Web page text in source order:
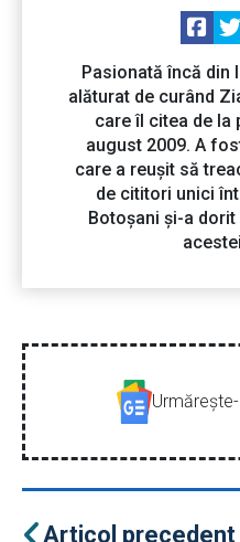
Pasionată încă din
alăturat de curând
care îl citea de la
august 2009. A
care a reușit să
de cititori unici
Botoșani și-a
Articol precedent